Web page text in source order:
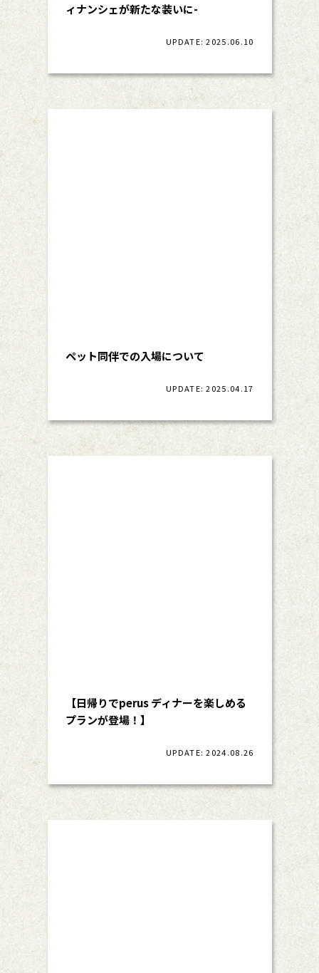
ィナンシェが新たな装いに-
UPDATE: 2025.06.10
ペット同伴での入場について
UPDATE: 2025.04.17
【日帰りでperus ディナーを楽しめる
プランが登場！】
UPDATE: 2024.08.26